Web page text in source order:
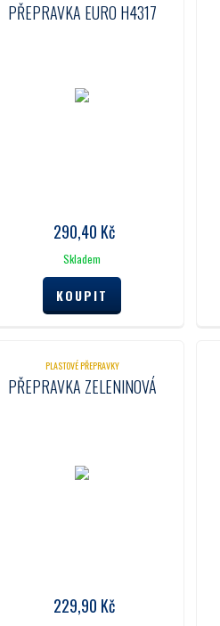
PŘEPRAVKA EURO H4317
290,40 Kč
Skladem
PLASTOVÉ PŘEPRAVKY
PŘEPRAVKA ZELENINOVÁ
229,90 Kč